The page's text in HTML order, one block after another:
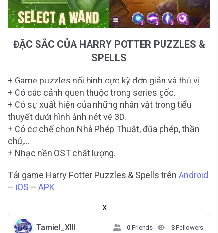
ĐẶC SẮC CỦA HARRY POTTER PUZZLES &
SPELLS
+ Game puzzles nối hình cực kỳ đơn giản và thú vị.
+ Có các cảnh quen thuộc trong series gốc.
+ Có sự xuất hiện của những nhân vật trong tiểu
thuyết dưới hình ảnh nét vẽ 3D.
+ Có cơ chế chọn Nhà Phép Thuật, đũa phép, thần
chú,…
+ Nhạc nền OST chất lượng.
Tải game Harry Potter Puzzles & Spells trên Android
– iOS – APK
X
Tamiel_XIII 0 Friends 3Followers